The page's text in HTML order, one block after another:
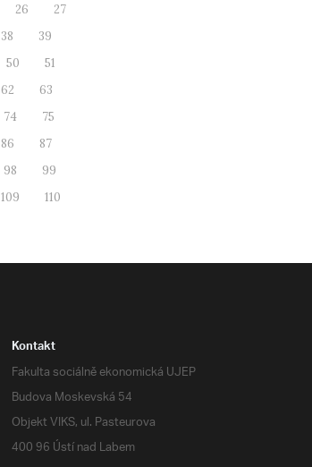
26
27
38
39
50
51
62
63
74
75
86
87
98
99
109
110
Kontakt
Fakulta sociálně ekonomická UJEP
Budova Moskevská 54
Objekt VIKS, ul. Pasteurova
400 96 Ústí nad Labem